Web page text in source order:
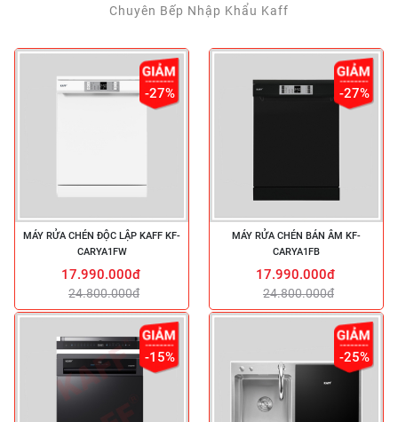
Chuyên Bếp Nhập Khẩu Kaff
-27%
MÁY RỬA CHÉN ĐỘC LẬP KAFF KF-
CARYA1FW
17.990.000đ
24.800.000đ
-27%
MÁY RỬA CHÉN BÁN ÂM KF-
CARYA1FB
17.990.000đ
24.800.000đ
-15% -25%